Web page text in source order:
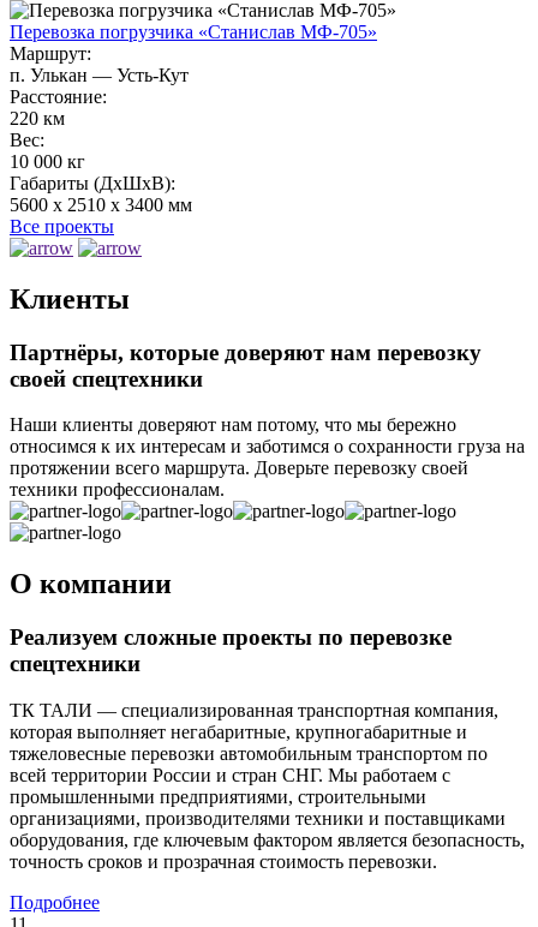
Перевозка погрузчика «Станислав МФ-705»
Маршрут:
п. Улькан — Усть-Кут
Расстояние:
220 км
Вес:
10 000 кг
Габариты (ДхШхВ):
5600 х 2510 х 3400 мм
Все проекты
Клиенты
Партнёры, которые доверяют нам перевозку
своей спецтехники
Наши клиенты доверяют нам потому, что мы бережно
относимся к их интересам и заботимся о сохранности груза на
протяжении всего маршрута. Доверьте перевозку своей
техники профессионалам.
О компании
Реализуем сложные проекты по перевозке
спецтехники
ТК ТАЛИ — специализированная транспортная компания,
которая выполняет негабаритные, крупногабаритные и
тяжеловесные перевозки автомобильным транспортом по
всей территории России и стран СНГ. Мы работаем с
промышленными предприятиями, строительными
организациями, производителями техники и поставщиками
оборудования, где ключевым фактором является безопасность,
точность сроков и прозрачная стоимость перевозки.
Подробнее